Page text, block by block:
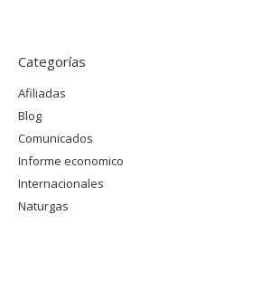
Categorías
Afiliadas
Blog
Comunicados
Informe economico
Internacionales
Naturgas